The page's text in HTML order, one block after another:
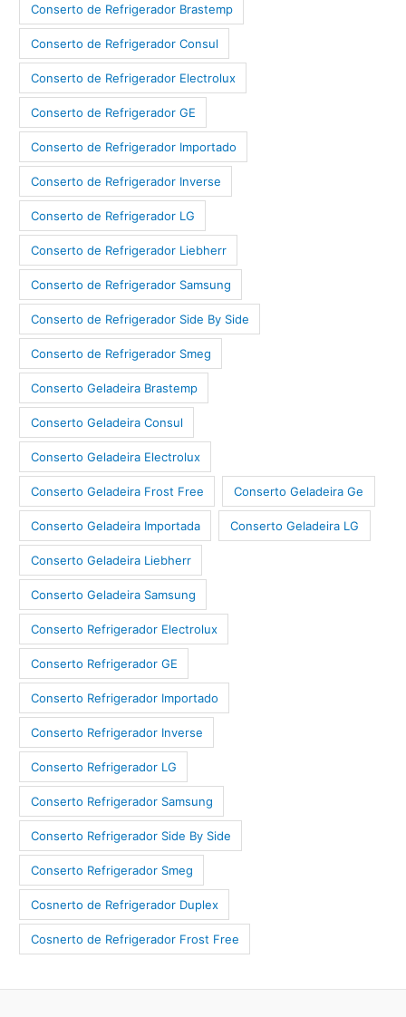
Conserto de Refrigerador Brastemp
Conserto de Refrigerador Consul
Conserto de Refrigerador Electrolux
Conserto de Refrigerador GE
Conserto de Refrigerador Importado
Conserto de Refrigerador Inverse
Conserto de Refrigerador LG
Conserto de Refrigerador Liebherr
Conserto de Refrigerador Samsung
Conserto de Refrigerador Side By Side
Conserto de Refrigerador Smeg
Conserto Geladeira Brastemp
Conserto Geladeira Consul
Conserto Geladeira Electrolux
Conserto Geladeira Frost Free Conserto Geladeira Ge
Conserto Geladeira Importada Conserto Geladeira LG
Conserto Geladeira Liebherr
Conserto Geladeira Samsung
Conserto Refrigerador Electrolux
Conserto Refrigerador GE
Conserto Refrigerador Importado
Conserto Refrigerador Inverse
Conserto Refrigerador LG
Conserto Refrigerador Samsung
Conserto Refrigerador Side By Side
Conserto Refrigerador Smeg
Cosnerto de Refrigerador Duplex
Cosnerto de Refrigerador Frost Free